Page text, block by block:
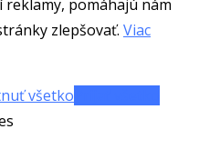
pomáhajú nám
zlepšovať. Viac
všetko